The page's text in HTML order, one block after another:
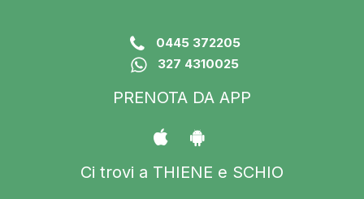
0445 372205
327 4310025
PRENOTA DA APP
Ci trovi a THIENE e SCHIO